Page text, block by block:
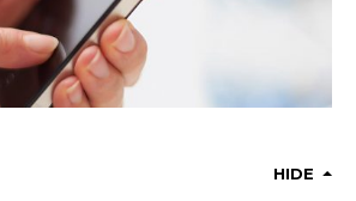
HIDE